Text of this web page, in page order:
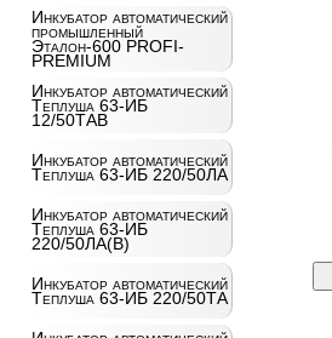
Инкубатор автоматический
промышленный
Эталон-600 PROFI-
PREMIUM
Инкубатор автоматический
Теплуша 63-ИБ
12/50ТАВ
Инкубатор автоматический
Теплуша 63-ИБ 220/50ЛА
Инкубатор автоматический
Теплуша 63-ИБ
220/50ЛА(В)
Инкубатор автоматический
Теплуша 63-ИБ 220/50ТА